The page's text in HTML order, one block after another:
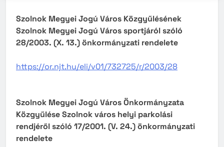
Szolnok Megyei Jogú Város Közgyűlésének
Szolnok Megyei Jogú Város sportjáról szóló
28/2003. (X. 13.) önkormányzati rendelete
https://or.njt.hu/eli/v01/732725/r/2003/28
Szolnok Megyei Jogú Város Önkormányzata
Közgyűlése Szolnok város helyi parkolási
rendjéről szóló 17/2001. (V. 24.) önkormányzati
rendelete